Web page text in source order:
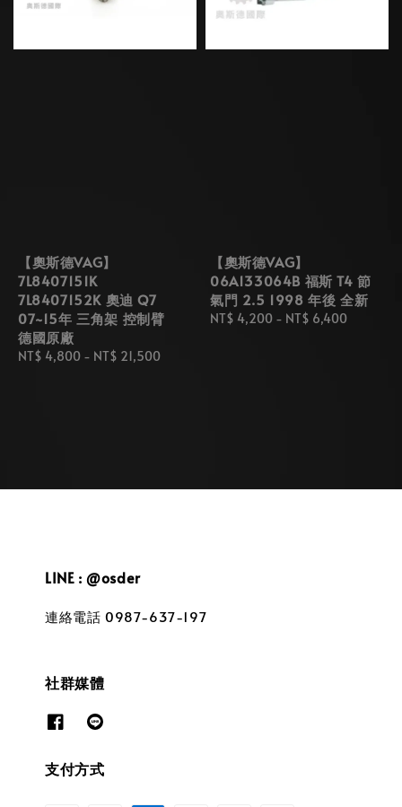
【奧斯德VAG】
7L8407151K
7L8407152K 奧迪 Q7
07~15年 三角架 控制臂
德國原廠
Regular
NT$ 4,800 - NT$ 21,500
【奧斯德VAG】
06A133064B 福斯 T4 節
氣門 2.5 1998 年後 全新
Regular
NT$ 4,200 - NT$ 6,400
LINE : @osder
連絡電話 0987-637-197
社群媒體
支付方式